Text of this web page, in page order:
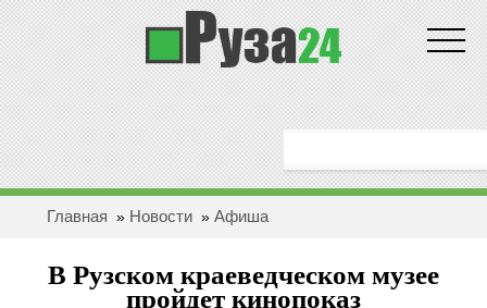
Новости
ЗДОРОВЬЕ
ПОЛИТИКА
Главная » Новости » Афиша
В Рузском краеведческом музее
пройдет кинопоказ